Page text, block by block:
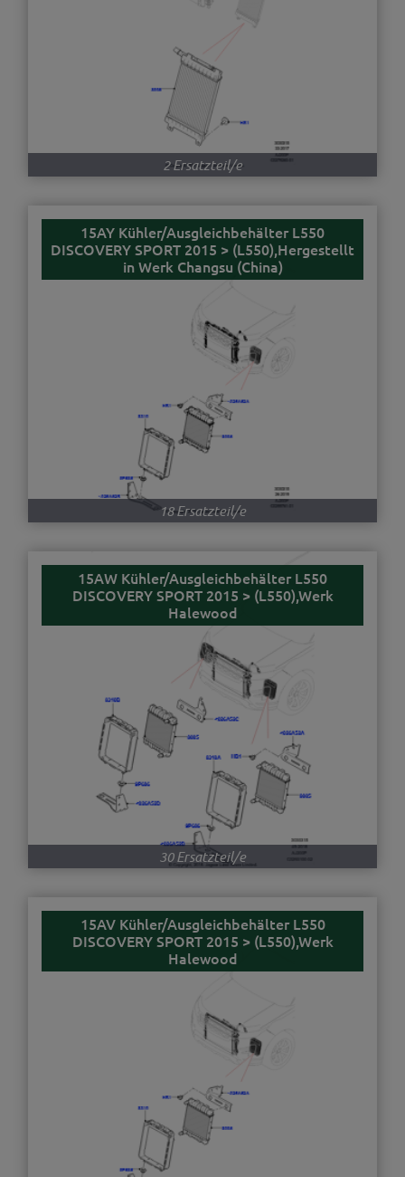
2 Ersatzteil/e
15AY Kühler/Ausgleichbehälter L550
DISCOVERY SPORT 2015 > (L550),Hergestellt
in Werk Changsu (China)
18 Ersatzteil/e
15AW Kühler/Ausgleichbehälter L550
DISCOVERY SPORT 2015 > (L550),Werk
Halewood
30 Ersatzteil/e
15AV Kühler/Ausgleichbehälter L550
DISCOVERY SPORT 2015 > (L550),Werk
Halewood